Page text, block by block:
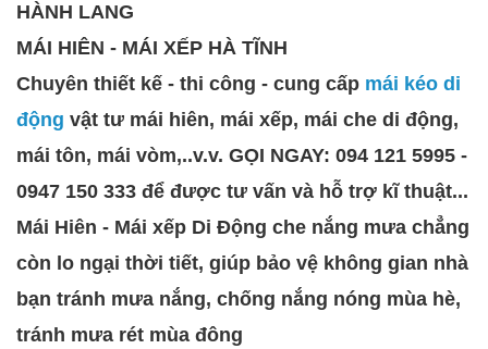
HÀNH LANG
MÁI HIÊN - MÁI XẾP HÀ TĨNH
Chuyên thiết kế - thi công - cung cấp mái kéo di
động vật tư mái hiên, mái xếp, mái che di động,
mái tôn, mái vòm,..v.v. GỌI NGAY: 094 121 5995 -
0947 150 333 để được tư vấn và hỗ trợ kĩ thuật...
Mái Hiên - Mái xếp Di Động che nắng mưa chẳng
còn lo ngại thời tiết, giúp bảo vệ không gian nhà
bạn tránh mưa nắng, chống nắng nóng mùa hè,
tránh mưa rét mùa đông